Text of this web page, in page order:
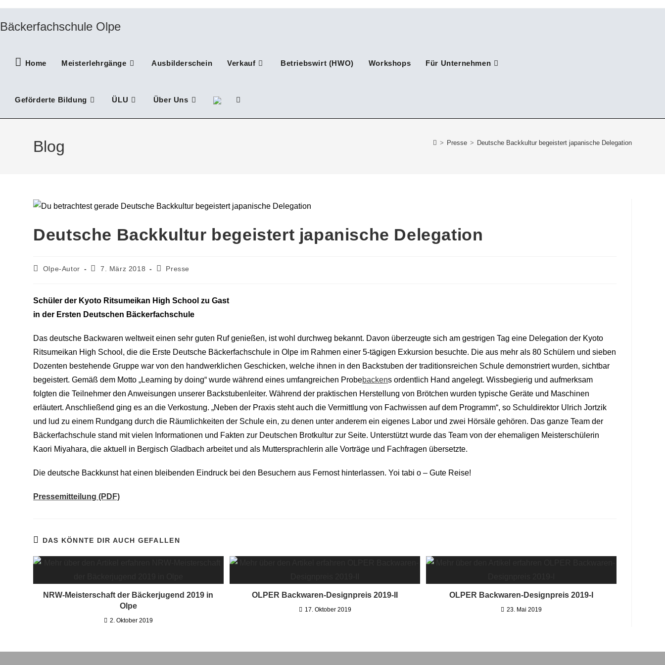
springen
Bäckerfachschule Olpe
Home Meisterlehrgänge Ausbilderschein Verkauf Betriebswirt (HWO) Workshops Für Unternehmen
Geförderte Bildung ÜLU Über Uns Website-
Blog > Presse > Deutsche Backkultur begeistert japanische Delegation
Deutsche Backkultur begeistert japanische Delegation
Beitrags-
Olpe-Autor
Beitrag
7. März 2018
Beitrags-
Presse
Schüler der Kyoto Ritsumeikan High School zu Gast
in der Ersten Deutschen Bäckerfachschule
Das deutsche Backwaren weltweit einen sehr guten Ruf genießen, ist wohl durchweg bekannt. Davon überzeugte sich am gestrigen Tag eine Delegation der Kyoto
Ritsumeikan High School, die die Erste Deutsche Bäckerfachschule in Olpe im Rahmen einer 5-tägigen Exkursion besuchte. Die aus mehr als 80 Schülern und sieben
Dozenten bestehende Gruppe war von den handwerklichen Geschicken, welche ihnen in den Backstuben der traditionsreichen Schule demonstriert wurden, sichtbar
begeistert. Gemäß dem Motto „Learning by doing“ wurde während eines umfangreichen Probebackens ordentlich Hand angelegt. Wissbegierig und aufmerksam
folgten die Teilnehmer den Anweisungen unserer Backstubenleiter. Während der praktischen Herstellung von Brötchen wurden typische Geräte und Maschinen
erläutert. Anschließend ging es an die Verkostung. „Neben der Praxis steht auch die Vermittlung von Fachwissen auf dem Programm“, so Schuldirektor Ulrich Jortzik
und lud zu einem Rundgang durch die Räumlichkeiten der Schule ein, zu denen unter anderem ein eigenes Labor und zwei Hörsäle gehören. Das ganze Team der
Bäckerfachschule stand mit vielen Informationen und Fakten zur Deutschen Brotkultur zur Seite. Unterstützt wurde das Team von der ehemaligen Meisterschülerin
Kaori Miyahara, die aktuell in Bergisch Gladbach arbeitet und als Muttersprachlerin alle Vorträge und Fachfragen übersetzte.
Die deutsche Backkunst hat einen bleibenden Eindruck bei den Besuchern aus Fernost hinterlassen. Yoi tabi o – Gute Reise!
Pressemitteilung (PDF)
DAS KÖNNTE DIR AUCH GEFALLEN
NRW-Meisterschaft der Bäckerjugend 2019 in
Olpe
2. Oktober 2019
OLPER Backwaren-Designpreis 2019-II
17. Oktober 2019
OLPER Backwaren-Designpreis 2019-I
23. Mai 2019